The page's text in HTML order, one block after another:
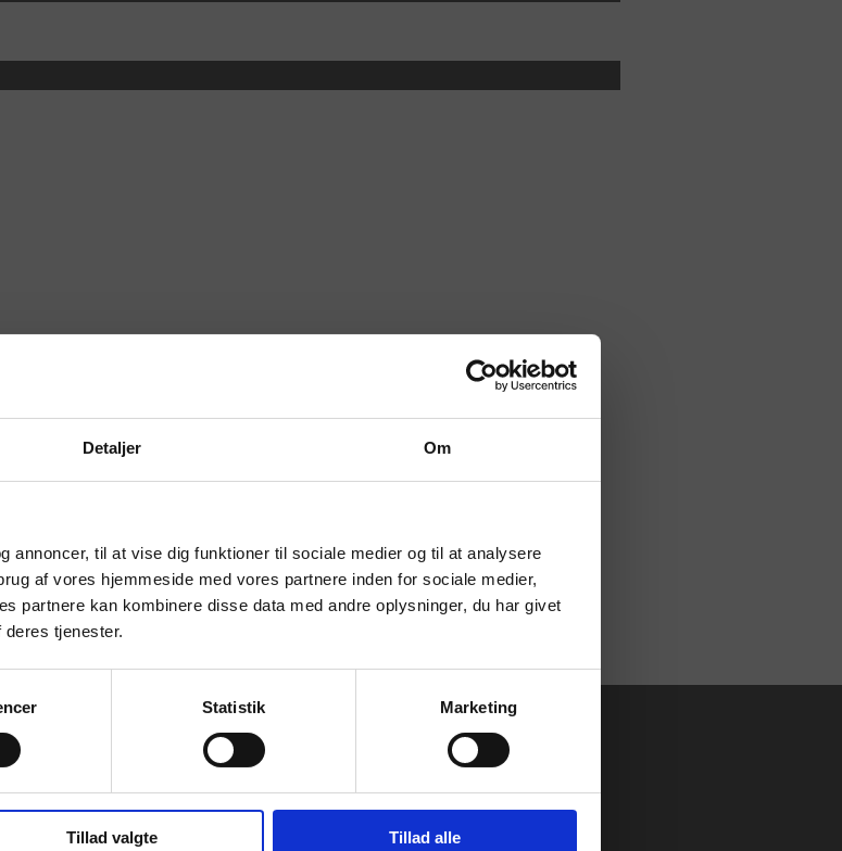
Detaljer Om
annoncer, til at vise dig funktioner til sociale medier og til at analysere
af vores hjemmeside med vores partnere inden for sociale medier,
partnere kan kombinere disse data med andre oplysninger, du har givet
tjenester.
Statistik Marketing
Tillad valgte Tillad alle